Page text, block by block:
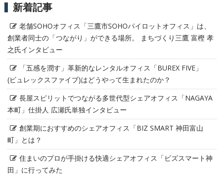
新着記事
老舗SOHOオフィス「三鷹市SOHOパイロットオフィス」は、
創業者同士の「つながり」ができる場所。 まちづくり三鷹 富樫 孝
之氏インタビュー
「五感を潤す」革新的なレンタルオフィス「BUREX FIVE」
(ビュレックスファイブ)はどうやって生まれたのか？
長屋スピリットでつながる多世代型シェアオフィス「NAGAYA
本町」仕掛人 広瀬氏単独インタビュー
創業期におすすめのシェアオフィス「BIZ SMART 神田富山
町」とは？
住まいのプロが手掛ける快適シェアオフィス「ビズスマート神
田」に行ってみた